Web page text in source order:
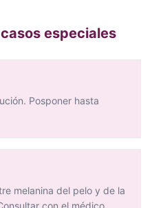
especiales
Posponer hasta
melanina del pelo y de la
con el médico.